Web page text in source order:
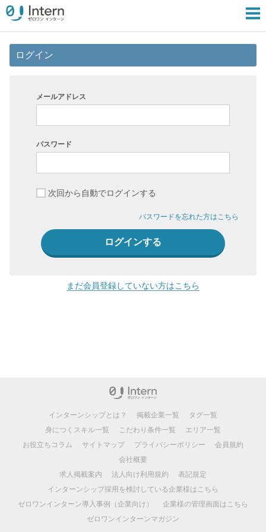
ログイン
メールアドレス
パスワード
次回から自動でログインする
パスワードを忘れた方はこちら
まだ会員登録していない方はこちら
インターンシップとは？ 掲載企業一覧
タグ一覧
身につくスキル一覧
こだわり条件一覧
エリア一覧
お役立ちコラム
サイトマップ プライバシーポリシー
会員規約
会社概要
求人掲載案内
法人向け利用規約
表記規定
インターンシップ採用を検討している企業様はこちら
ゼロワンインターン導入事例（企業向け）
企業様の管理画面はこちら
ゼロワンインターンマガジン